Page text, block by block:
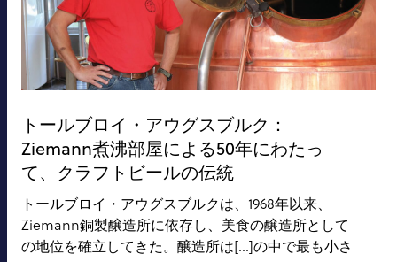
トールブロイ・アウグスブルク：
Ziemann煮沸部屋による50年にわたっ
て、クラフトビールの伝統
トールブロイ・アウグスブルクは、1968年以来、
Ziemann銅製醸造所に依存し、美食の醸造所として
の地位を確立してきた。醸造所は[...]の中で最も小さ